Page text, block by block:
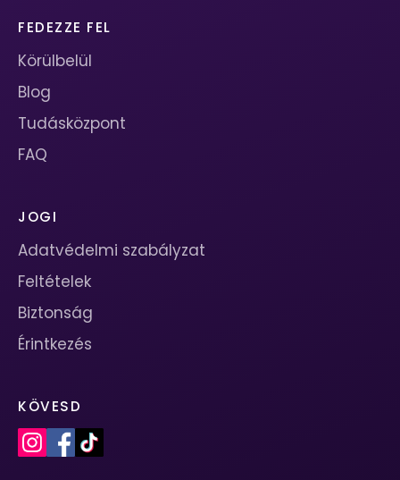
FEDEZZE FEL
Körülbelül
Blog
Tudásközpont
FAQ
JOGI
Adatvédelmi szabályzat
Feltételek
Biztonság
Érintkezés
KÖVESD